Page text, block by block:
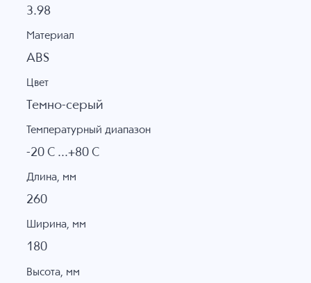
3.98
Материал
ABS
Цвет
Темно-серый
Температурный диапазон
-20 C ...+80 C
Длина, мм
260
Ширина, мм
180
Высота, мм